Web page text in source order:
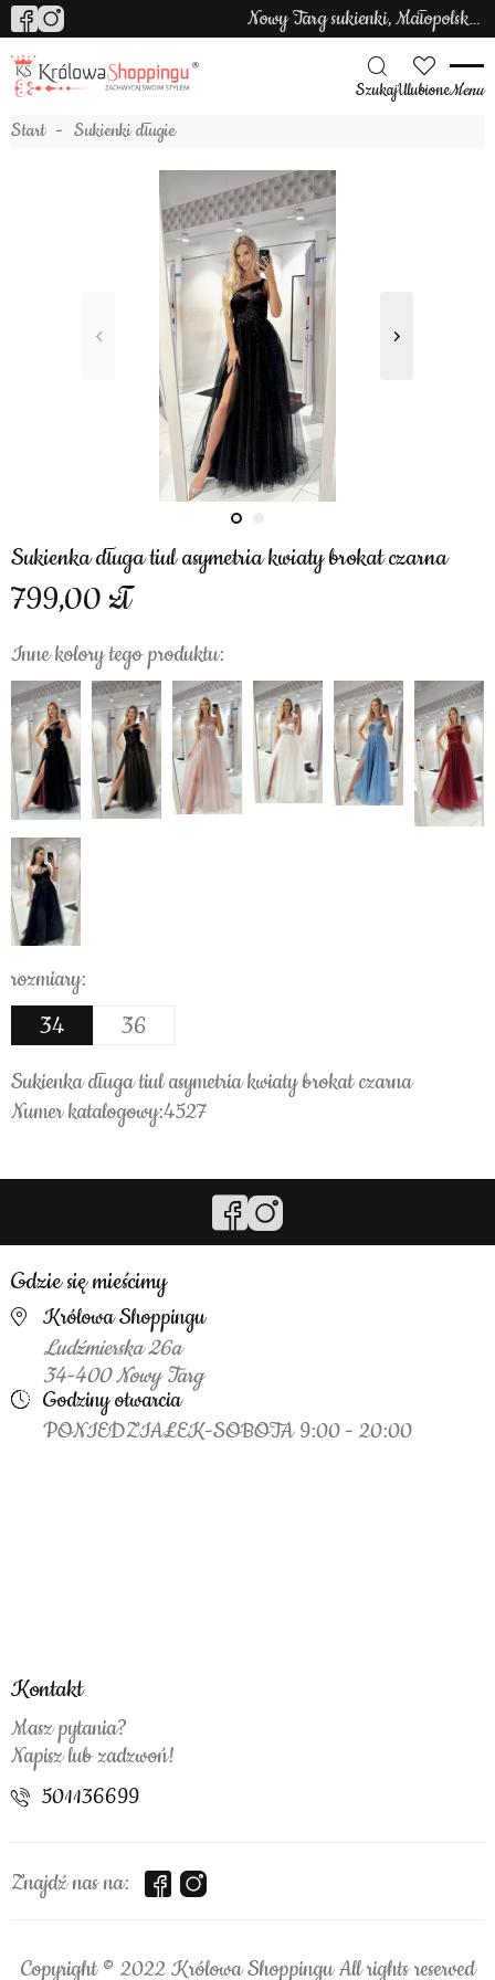
Nowy Targ sukienki, Małopolska sukienki
SzukajUlubioneMenu
Start Sukienki długie
Sukienka długa tiul asymetria kwiaty brokat czarna
799,00
Inne kolory tego produktu:
rozmiary:
34 36
Sukienka długa tiul asymetria kwiaty brokat czarna
Numer katalogowy:4527
Gdzie się mieścimy
Królowa Shoppingu
Ludźmierska 26a
34-400 Nowy Targ
Godziny otwarcia
PONIEDZIAŁEK-SOBOTA 9:00 - 20:00
Kontakt
Masz pytania?
Napisz lub zadzwoń!
501136699
Znajdź nas na:
Copyright © 2022 Królowa Shoppingu All rights reserved